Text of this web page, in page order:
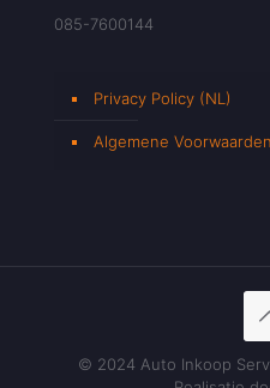
085-7600144
Privacy Policy (NL)
Algemene
© 2024 Auto Inkoop